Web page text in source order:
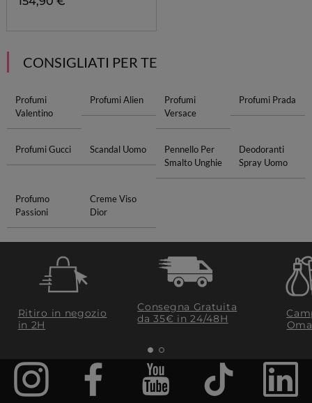
CONSIGLIATI PER TE
Profumi
Valentino
Profumi Alien
Profumi
Versace
Profumi Prada
Profumi Gucci Scandal Uomo
Pennello Per
Smalto Unghie
Deodoranti
Spray Uomo
Profumo
Passioni
Creme Viso
Dior
Ritiro in negozio
in 2H
Consegna Gratuita
da 35€​ in 24/48H